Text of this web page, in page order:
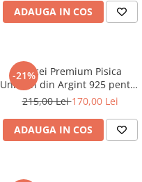
ADAUGA IN COS
-21%
Cercei Premium Pisica
Unicorn din Argint 925 pentru
fetite — Cheita cu Protectie
215,00 Lei170,00 Lei
ADAUGA IN COS